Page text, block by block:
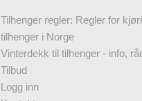
Tilhenger regler: Regler for
tilhenger i Norge
Vinterdekk til tilhenger - info,
Tilbud
Logg inn